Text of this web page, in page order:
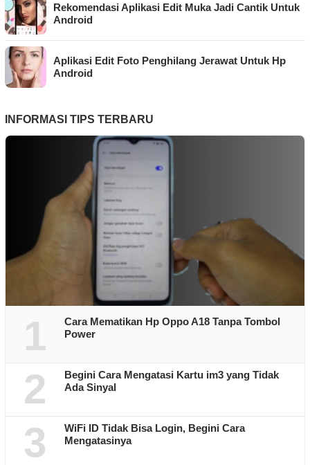
Rekomendasi Aplikasi Edit Muka Jadi Cantik Untuk
Android
Aplikasi Edit Foto Penghilang Jerawat Untuk Hp
Android
INFORMASI TIPS TERBARU
1
Cara Mematikan Hp Oppo A18 Tanpa Tombol
Power
2
Begini Cara Mengatasi Kartu im3 yang Tidak
Ada Sinyal
3
WiFi ID Tidak Bisa Login, Begini Cara
Mengatasinya